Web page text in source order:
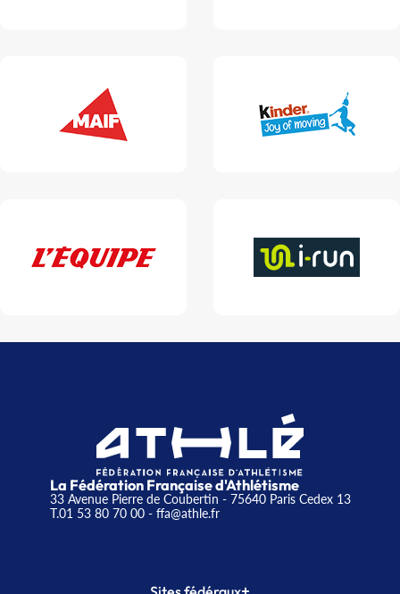
La Fédération Française d'Athlétisme
33 Avenue Pierre de Coubertin - 75640 Paris Cedex 13
T.01 53 80 70 00- ffa@athle.fr